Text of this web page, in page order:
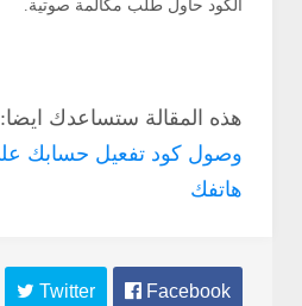
الكود حاول طلب مكالمة صوتية.
هذه المقالة ستساعدك ايضا:
وصول كود تفعيل حسابك
هاتفك
 Facebook
 Twitter